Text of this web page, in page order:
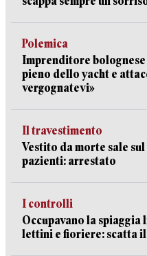
Polemica
Imprenditore bolognese
pieno dello yacht e
vergognatevi»
Il travestimento
Vestito da morte sale
pazienti: arrestato
I controlli
Occupavano la
lettini e fioriere: scatta